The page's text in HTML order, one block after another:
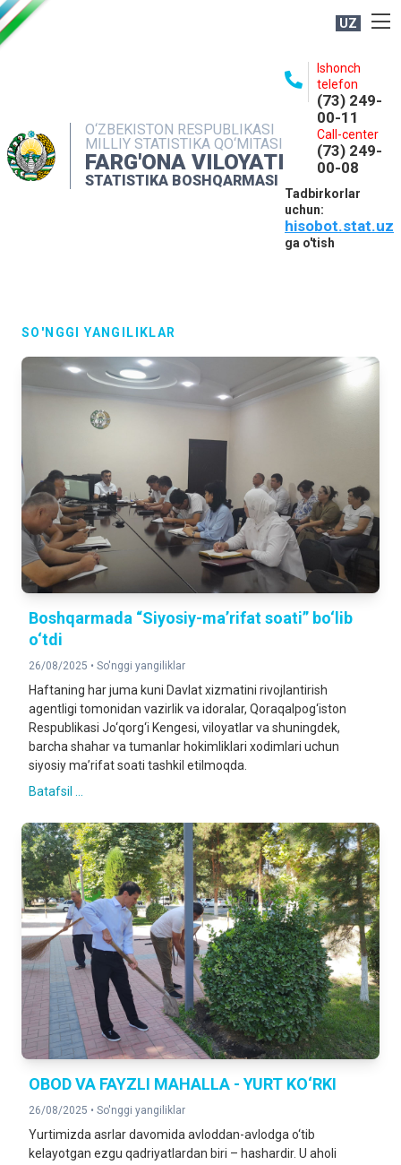
UZ
O‘ZBEKISTON RESPUBLIKASI
MILLIY STATISTIKA QO‘MITASI
FARG'ONA VILOYATI
STATISTIKA BOSHQARMASI
Ishonch
telefon
(73) 249-
00-11
Call-center
(73) 249-
00-08
Tadbirkorlar
uchun:
hisobot.stat.uz
ga o'tish
NASHRLAR
INTERAKTIV XIZMATLAR
MATBUOT XIZMATI
SO'NGGI YANGILIKLAR
Boshqarmada “Siyosiy-ma’rifat soati” bo‘lib
o‘tdi
26/08/2025 • So'nggi yangiliklar
Haftaning har juma kuni Davlat xizmatini rivojlantirish
agentligi tomonidan vazirlik va idoralar, Qoraqalpog‘iston
Respublikasi Jo‘qorg‘i Kengesi, viloyatlar va shuningdek,
barcha shahar va tumanlar hokimliklari xodimlari uchun
siyosiy ma’rifat soati tashkil etilmoqda.
Batafsil ...
OBOD VA FAYZLI MAHALLA - YURT KO‘RKI
26/08/2025 • So'nggi yangiliklar
Yurtimizda asrlar davomida avloddan-avlodga o‘tib
kelayotgan ezgu qadriyatlardan biri – hashardir. U aholi